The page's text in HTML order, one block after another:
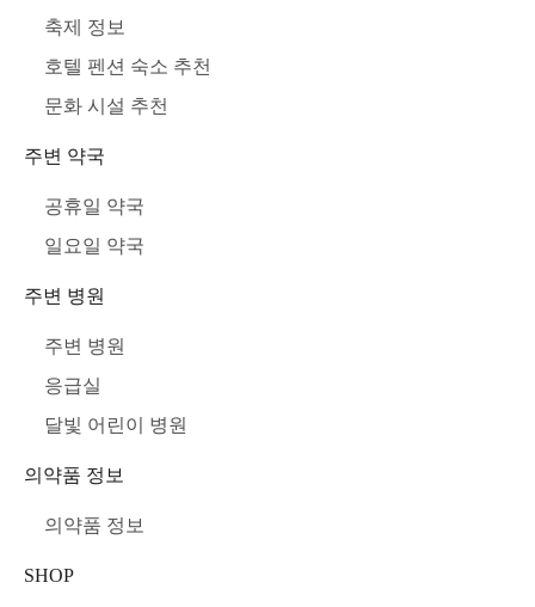
축제 정보
호텔 펜션 숙소 추천
문화 시설 추천
주변 약국
공휴일 약국
일요일 약국
주변 병원
주변 병원
응급실
달빛 어린이 병원
의약품 정보
의약품 정보
SHOP